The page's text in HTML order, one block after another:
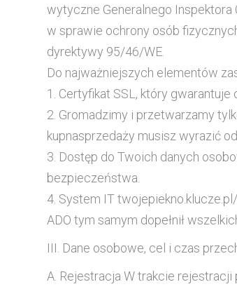
wytyczne Generalnego Inspektora
w sprawie ochrony osób
dyrektywy 95/46/WE.
Do najważniejszych elementów
1. Certyfikat SSL, który
2. Gromadzimy i przetwarzamy
kupnasprzedaży musisz wyrazić
3. Dostęp do Twoich danych
bezpieczeństwa.
4. System IT
ADO tym samym dopełnił
III. Dane osobowe, cel i czas
A. Rejestracja W trakcie